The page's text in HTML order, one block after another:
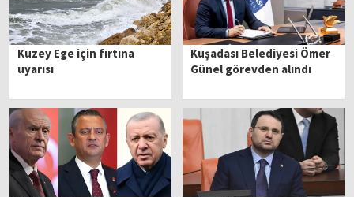
Kuzey Ege için fırtına
uyarısı
Kuşadası Belediyesi Ömer
Günel görevden alındı